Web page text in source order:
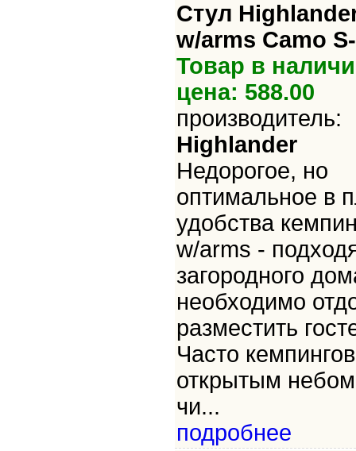
Стул
w/arms Camo
Товар в
цена: 588.00
производитель:
Highlander
Недорогое, но
оптимальное в
удобства
w/arms -
загородного
необходимо
разместить
Часто
открытым
чи...
подробнее